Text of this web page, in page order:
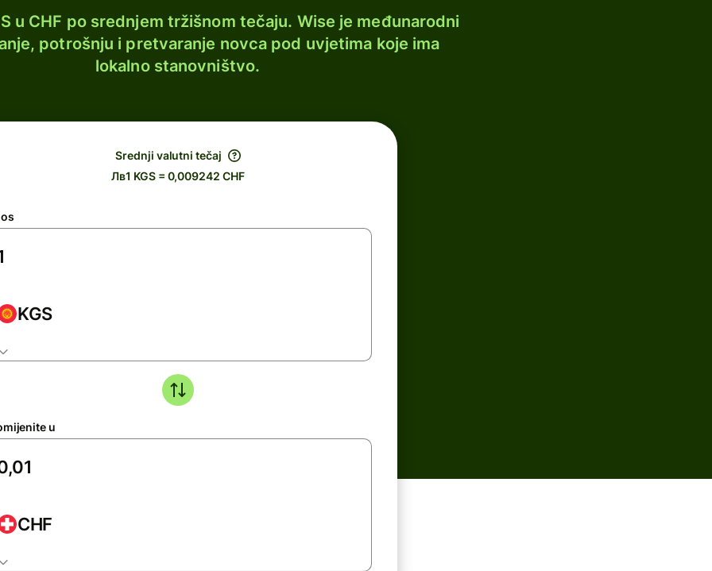
u CHF po srednjem tržišnom tečaju. Wise je međunarodni
potrošnju i pretvaranje novca pod uvjetima koje ima
lokalno stanovništvo.
Srednji valutni tečaj
Лв1 KGS = 0,009242 CHF
KGS
u
CHF